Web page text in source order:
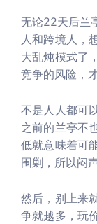
无论22天后兰
人和跨境人，
大乱炖模式了
竞争的风险，
不是人人都可
之前的兰亭不
低就意味着可
围剿，所以闷
然后，别上来
争就越多，玩